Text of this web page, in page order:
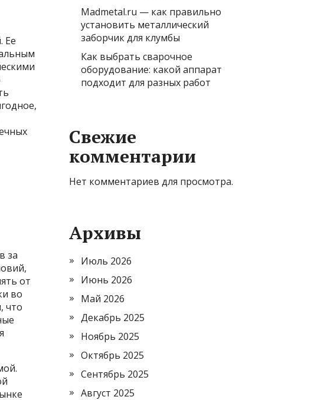
Ее
за
от
во
что
Madmetal.ru — как правильно
установить металлический
заборчик для клумбы
Как выбрать сварочное
оборудование: какой аппарат
подходит для разных работ
Свежие
комментарии
Нет комментариев для просмотра.
Архивы
Июль 2026
Июнь 2026
Май 2026
Декабрь 2025
Ноябрь 2025
Октябрь 2025
Сентябрь 2025
Август 2025